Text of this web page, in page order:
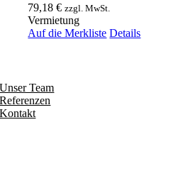
79,18€ zzgl. MwSt.
Vermietung
Auf die Merkliste Details
Unser Team
Referenzen
Kontakt